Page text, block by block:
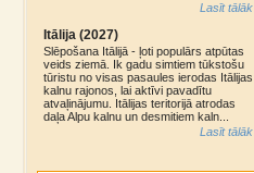
Lasīt tālāk
Itālija (2027)
Slēpošana Itālijā - ļoti populārs atpūtas
veids ziemā. Ik gadu simtiem tūkstošu
tūristu no visas pasaules ierodas Itālijas
kalnu rajonos, lai aktīvi pavadītu
atvaļinājumu. Itālijas teritorijā atrodas
daļa Alpu kalnu un desmitiem kaln...
Lasīt tālāk